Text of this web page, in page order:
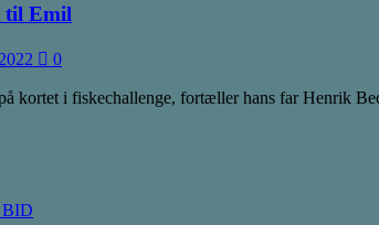
til Emil
0
kortet i fiskechallenge, fortæller hans far Henrik
BID